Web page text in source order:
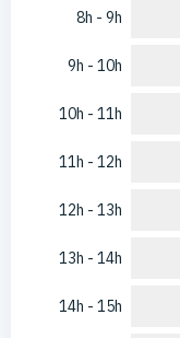
8h - 9h
9h - 10h
10h - 11h
11h - 12h
12h - 13h
13h - 14h
14h - 15h